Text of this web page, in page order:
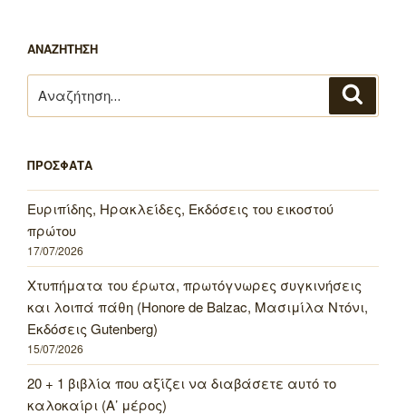
ΑΝΑΖΗΤΗΣΗ
για:
ΠΡΟΣΦΑΤΑ
Ευριπίδης, Ηρακλείδες, Εκδόσεις του εικοστού
πρώτου
17/07/2026
Χτυπήματα του έρωτα, πρωτόγνωρες συγκινήσεις
και λοιπά πάθη (Honore de Balzac, Μασιμίλα Ντόνι,
Εκδόσεις Gutenberg)
15/07/2026
20 + 1 βιβλία που αξίζει να διαβάσετε αυτό το
καλοκαίρι (Α’ μέρος)